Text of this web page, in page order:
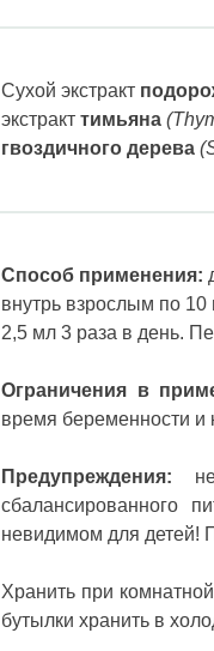
Cухой экстракт
экстракт тимьяна
гвоздичного дерева
Способ применения:
внутрь взрослым по 10
2,5 мл 3 раза в день.
Ограничения в
время беременности и
Предупреждения:
сбалансированного
невидимом для детей!
Хранить при
бутылки хранить в